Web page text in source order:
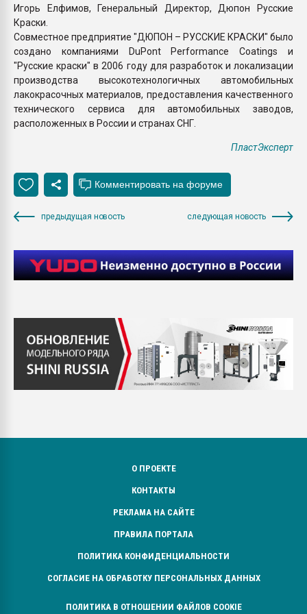
Игорь Елфимов, Генеральный Директор, Дюпон Русские
Краски.
Совместное предприятие "ДЮПОН – РУССКИЕ КРАСКИ" было
создано компаниями DuPont Performance Coatings и
"Русские краски" в 2006 году для разработок и локализации
производства высокотехнологичных автомобильных
лакокрасочных материалов, предоставления качественного
технического сервиса для автомобильных заводов,
расположенных в России и странах СНГ.
ПластЭксперт
предыдущая новость следующая новость
О ПРОЕКТЕ
КОНТАКТЫ
РЕКЛАМА НА САЙТЕ
ПРАВИЛА ПОРТАЛА
ПОЛИТИКА КОНФИДЕНЦИАЛЬНОСТИ
СОГЛАСИЕ НА ОБРАБОТКУ ПЕРСОНАЛЬНЫХ ДАННЫХ
ПОЛИТИКА В ОТНОШЕНИИ ФАЙЛОВ COOKIE